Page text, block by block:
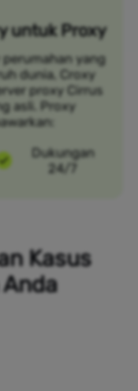
untuk Proxy
yang
dunia, Croxy
proxy Cirrus
asli. Proxy
Dukungan
24/7
Kasus